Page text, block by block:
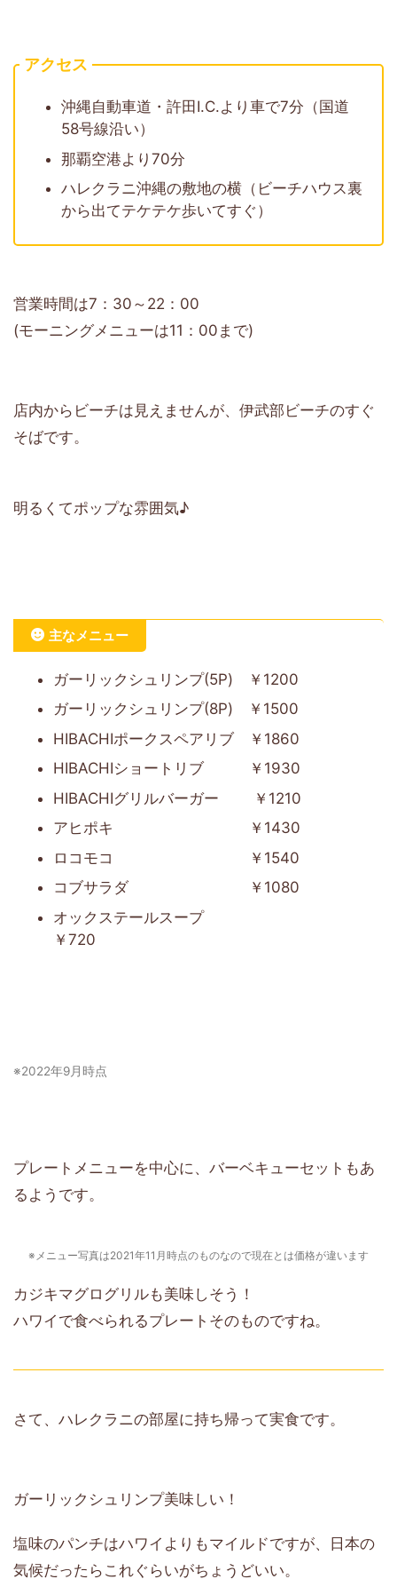
アクセス
沖縄自動車道・許田I.C.より車で7分（国道
58号線沿い）
那覇空港より70分
ハレクラニ沖縄の敷地の横（ビーチハウス裏
から出てテケテケ歩いてすぐ）
営業時間は7：30～22：00
(モーニングメニューは11：00まで)
店内からビーチは見えませんが、伊武部ビーチのすぐ
そばです。
明るくてポップな雰囲気♪
主なメニュー
ガーリックシュリンプ(5P) ￥1200
ガーリックシュリンプ(8P) ￥1500
HIBACHIポークスペアリブ ￥1860
HIBACHIショートリブ ￥1930
HIBACHIグリルバーガー ￥1210
アヒポキ ￥1430
ロコモコ ￥1540
コブサラダ ￥1080
オックステールスープ
￥720
※2022年9月時点
プレートメニューを中心に、バーベキューセットもあ
るようです。
※メニュー写真は2021年11月時点のものなので現在とは価格が違います
カジキマグログリルも美味しそう！
ハワイで食べられるプレートそのものですね。
さて、ハレクラニの部屋に持ち帰って実食です。
ガーリックシュリンプ美味しい！
塩味のパンチはハワイよりもマイルドですが、日本の
気候だったらこれぐらいがちょうどいい。